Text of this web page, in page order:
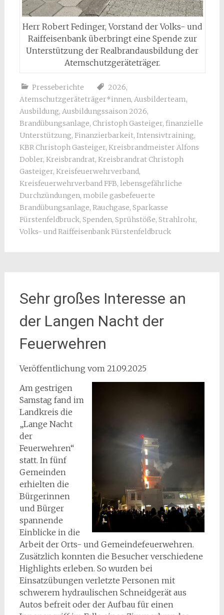
Herr Robert Fedinger, Vorstand der Volks- und
Raiffeisenbank überbringt eine Spende zur
Unterstützung der Realbrandausbildung der
Atemschutzgeräteträger.
Presseberichte 2026,
Atemschutzgeräteträger*innen, Ausbilderteam,
Ausbildung, Ausbildungssaison 2026,
Brandübungsanlage, Christoph Gasteiger, finanzielle
Unterstützung, Finanzierbarkeit, Intensivtraining,
KBR Christoph Gasteiger, Kreisbrandmeister Alfons
Dobler, Kreisbrandrat, Kreisbrandrat Christoph
Gasteiger, Kreisfeuerwehrverband,
Kreisfeuerwehrverband FFB, lebensgefährliche
Durchzündungen, mobile gasbefeuerte
Brandübungsanlage, Rauchgase, Sparkasse
Fürstenfeldbruck, Spenden, Sprühstöße, Strahlrohr,
Volks- und Raiffeisenbank Fürstenfeldbruck
Sehr großes Interesse an
der Langen Nacht der
Feuerwehren
Veröffentlichung vom 21.09.2025
Am gestrigen
Samstag fand im
Landkreis die
„Lange Nacht
der
Feuerwehren“
statt. In fünf
Gemeinden
erhielten die
Bürgerinnen
und Bürger
spannende
Einblicke in die
Arbeit der Orts- und Gemeindefeuerwehren.
Zusätzlich konnten die Besucher verschiedene
Highlights erleben. So wurden bei
Einsatzübungen verletzte Personen mit
schwerem hydraulischen Schneidgerät aus
Autos befreit oder der Aufbau für einen